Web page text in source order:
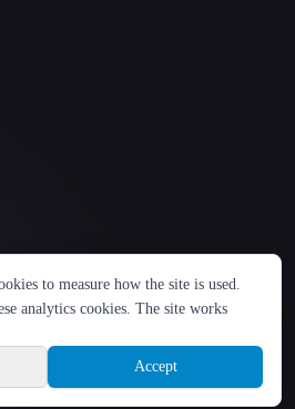
Русский 简体中文
Sign up
权利。
to measure how the site is used.
analytics cookies. The site works
Accept